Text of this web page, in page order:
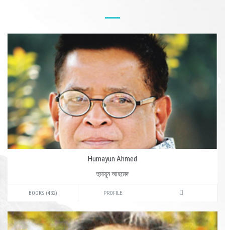
Humayun Ahmed
হুমায়ূন আহমেদ
BOOKS (432) PROFILE